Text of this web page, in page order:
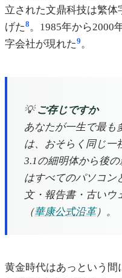
立された文鼎科技は繁体
げた8。1985年から2000
字会社が現れた9。
💡 ご存じですか
あなたが一生で最も
は、おそらく同じ一
3.1の細明体から後
はすべてのパソコン
文・報告書・古いウ
（華康公式沿革）。
黄金時代はあっという間